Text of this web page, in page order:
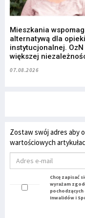
Mieszkania
alternatywą dla opieki
instytucjonalnej.
większej
07.08.2026
Zostaw swój adres aby
wartościowych
Chcę zapisać
wyrażam
Inwalidów i